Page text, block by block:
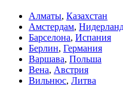
Алматы, Казахстан
Амстердам,
Барселона, Испания
Берлин, Германия
Варшава, Польша
Вена, Австрия
Вильнюс, Литва